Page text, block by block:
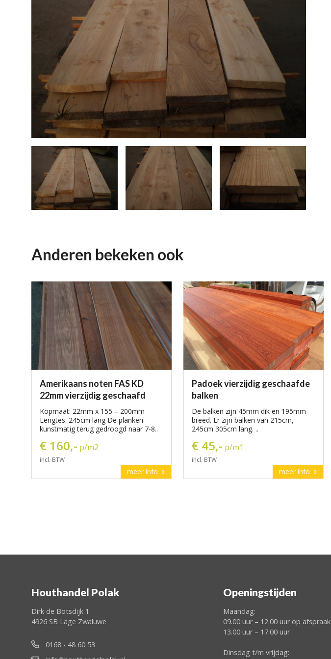
Bouwhout
Hardhout tuinhout
Tops elektrische gitaar
Douglas tuinhout
Steigerhout
Plaatmateriaal
Bouwhout
Vloerdelen
Siberisch Lariks
Geschuurde boomstambladen
Opruiming / Speciale
Anderen bekeken ook
Amerikaans noten FAS KD
22mm vierzijdig geschaafd
Kopmaat: 22mm x 155 – 200mm
Lengtes: 245cm lang De planken
kunstmatig terug gedroogd naar 7-8..
€ 160,- p/m2
incl. BTW
meer info
Padoek vierzijdig geschaafde
balken
De balken zijn 45mm dik en 195mm
breed. Er zijn balken van 215cm,
245cm 305cm lang. ..
€ 45,- p/m1
incl. BTW
meer info
Houthandel Polak
Dirk de Botsdijk 1
4926 SB Lage Zwaluwe
0168 - 48 60 53
Openingstijden
Maandag:
09.00 uur – 12.00 uur op afspraak
13.00 uur – 17.00 uur
Dinsdag t/m vrijdag: